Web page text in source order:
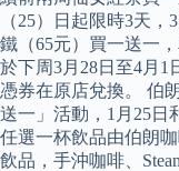
（25）日起限時3天
鐵（65元）買一送一
於下周3月28日至4月1
憑券在原店兌換。 伯
送一」活動，1月25日
任選一杯飲品由伯朗
飲品，手沖咖啡、